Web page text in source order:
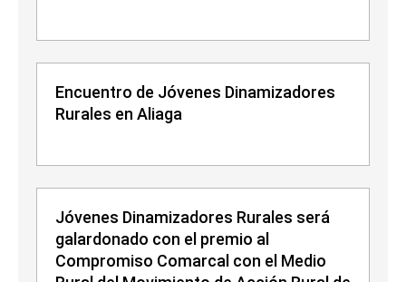
Encuentro de Jóvenes Dinamizadores
Rurales en Aliaga
Jóvenes Dinamizadores Rurales será
galardonado con el premio al
Compromiso Comarcal con el Medio